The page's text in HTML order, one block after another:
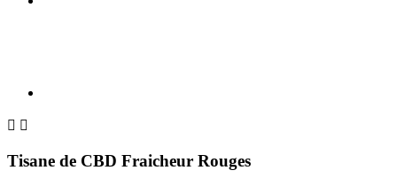
 
Tisane de CBD Fraicheur Rouges